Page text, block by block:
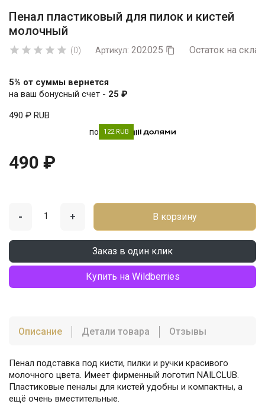
Пенал пластиковый для пилок и кистей
молочный
     (0) Артикул: 202025  Остаток на
5% от суммы вернется
на ваш бонусный счет - 25 ₽
490 ₽ RUB
по 122 RUB
490 ₽
- + В корзину
Заказ в один клик
Купить на Wildberries
Описание Детали товара Отзывы
Пенал подставка под кисти, пилки и ручки красивого
молочного цвета. Имеет фирменный логотип NAILCLUB.
Пластиковые пеналы для кистей удобны и компактны, а
ещё очень вместительные.